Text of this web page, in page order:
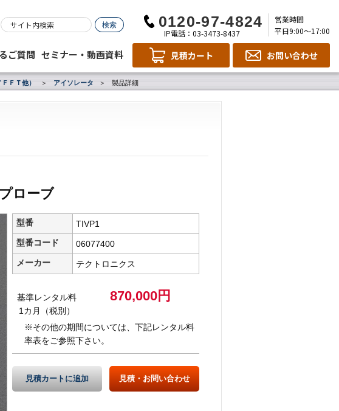
IP電話：03-3473-8437
営業時間
平日9:00～17:00
ご質問 セミナー・動画資料 見積カート お問い合わせ
ＦＴ他） アイソレータ 製品詳細
ローブ
型番
TIVP1
型番コード
06077400
メーカー
テクトロニクス
基準レンタル料
1カ月（税別）
870,000円
※その他の期間については、下記レンタル料
率表をご参照下さい。
見積カートに追加 見積・お問い合わせ